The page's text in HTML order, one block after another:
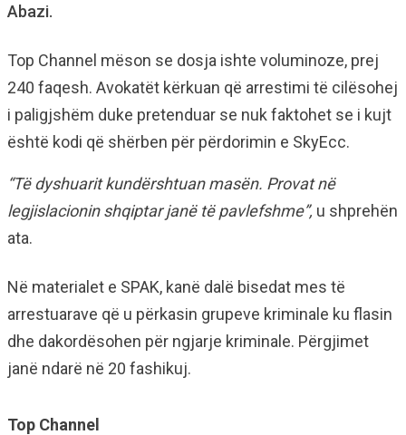
Abazi.
Top Channel mëson se dosja ishte voluminoze, prej
240 faqesh. Avokatët kërkuan që arrestimi të cilësohej
i paligjshëm duke pretenduar se nuk faktohet se i kujt
është kodi që shërben për përdorimin e SkyEcc.
“Të dyshuarit kundërshtuan masën. Provat në
legjislacionin shqiptar janë të pavlefshme”, u shprehën
ata.
Në materialet e SPAK, kanë dalë bisedat mes të
arrestuarave që u përkasin grupeve kriminale ku flasin
dhe dakordësohen për ngjarje kriminale. Përgjimet
janë ndarë në 20 fashikuj.
Top Channel